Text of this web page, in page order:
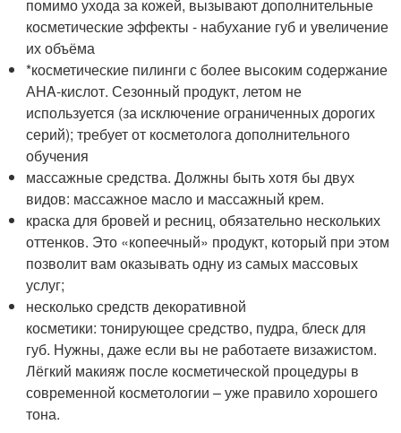
помимо ухода за кожей, вызывают дополнительные
косметические эффекты - набухание губ и увеличение
их объёма
*косметические пилинги с более высоким содержание
АHA-кислот. Сезонный продукт, летом не
используется (за исключение ограниченных дорогих
серий); требует от косметолога дополнительного
обучения
массажные средства. Должны быть хотя бы двух
видов: массажное масло и массажный крем.
краска для бровей и ресниц, обязательно нескольких
оттенков. Это «копеечный» продукт, который при этом
позволит вам оказывать одну из самых массовых
услуг;
несколько средств декоративной
косметики: тонирующее средство, пудра, блеск для
губ. Нужны, даже если вы не работаете визажистом.
Лёгкий макияж после косметической процедуры в
современной косметологии – уже правило хорошего
тона.